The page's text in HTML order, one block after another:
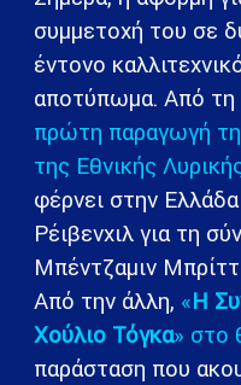
συμμετοχή του σε
έντονο
αποτύπωμα. Από τη
πρώτη παραγωγή
της Εθνικής
φέρνει στην
Ρέιβενχιλ για τη
Μπέντζαμιν
Από την άλλη, «Η
Χούλιο Τόγκα» στο
παράσταση που